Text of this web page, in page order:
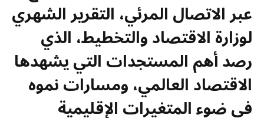
عبر الاتصال المرئي، التقرير الشهري
لوزارة الاقتصاد والتخطيط، الذي
رصد أهم المستجدات التي يشهدها
الاقتصاد العالمي، ومسارات نموه
في ضوء المتغيرات الإقليمية